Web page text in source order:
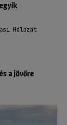
Hálózat
a jövőre